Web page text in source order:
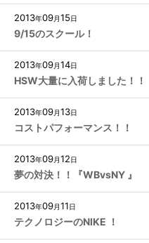
2013年09月15日
9/15のスクール！
2013年09月14日
HSW大量に入荷しました！！
2013年09月13日
コストパフォーマンス！！
2013年09月12日
夢の対決！！『WBvsNY 』
2013年09月11日
テクノロジーのNIKE ！